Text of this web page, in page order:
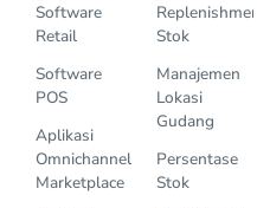
Software
Retail
Software
POS
Aplikasi
Omnichannel
Marketplace
Replenishment
Stok
Manajemen
Lokasi
Gudang
Persentase
Stok